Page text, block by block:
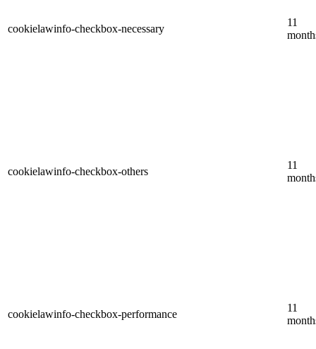
cookielawinfo-checkbox-necessary
11
cookielawinfo-checkbox-others
11
cookielawinfo-checkbox-performance
11